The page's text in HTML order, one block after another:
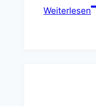
Weiterlesen5